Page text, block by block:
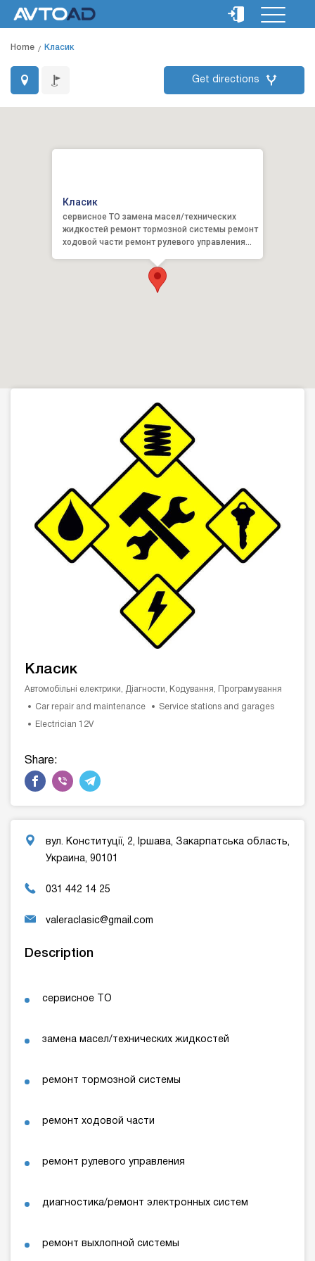
Home Класик
Get directions
Класик
сервисное ТО замена масел/технических
жидкостей ремонт тормозной системы ремонт
ходовой части ремонт рулевого управления
Класик
Автомобільні електрики, Діагности, Кодування, Програмування
Car repair and maintenance Service stations and garages
Electrician 12V
Share:
вул. Конституції, 2, Іршава, Закарпатська область,
Украина, 90101
031 442 14 25
valeraclasic@gmail.com
Description
сервисное ТО
замена масел/технических жидкостей
ремонт тормозной системы
ремонт ходовой части
ремонт рулевого управления
диагностика/ремонт электронных систем
ремонт выхлопной системы